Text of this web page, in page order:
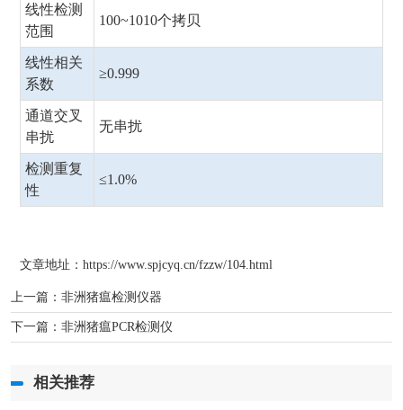
线性检测
范围
100~1010个拷贝
线性相关
系数
≥0.999
通道交叉
串扰
无串扰
检测重复
性
≤1.0%
文章地址： https://www.spjcyq.cn/fzzw/104.html
上一篇： 非洲猪瘟检测仪器
下一篇： 非洲猪瘟PCR检测仪
相关推荐